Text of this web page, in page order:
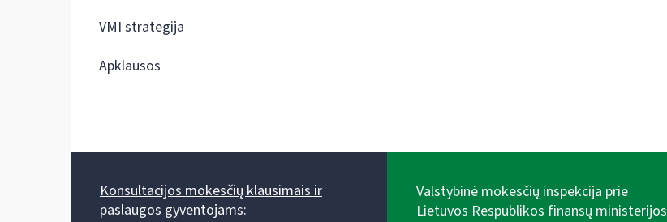
VMI strategija
Apklausos
Konsultacijos mokesčių klausimais ir
paslaugos gyventojams:
Valstybinė mokesčių inspekcija prie
Lietuvos Respublikos finansų ministerijos